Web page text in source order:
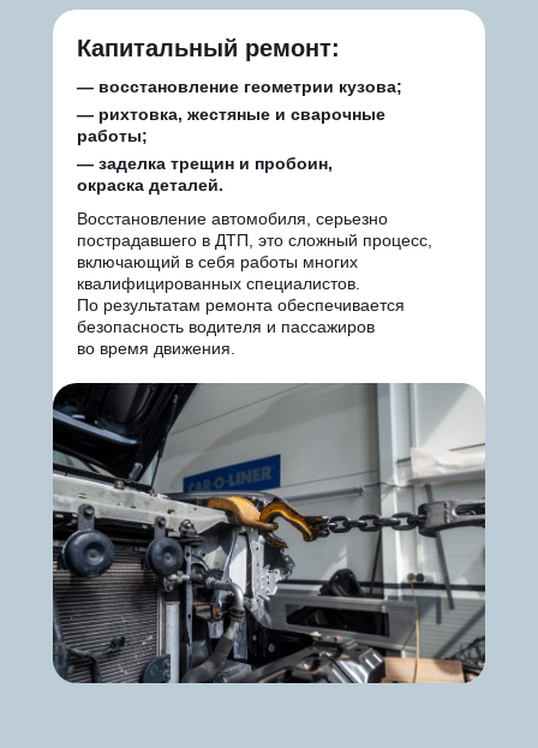
— восстановление геометрии кузова;
— рихтовка, жестяные и сварочные
работы;
— заделка трещин и пробоин,
окраска деталей.
Восстановление автомобиля, серьезно
пострадавшего в ДТП, это сложный процесс,
включающий в себя работы многих
квалифицированных специалистов.
По результатам ремонта обеспечивается
безопасность водителя и пассажиров
во время движения.
Капитальный ремонт: